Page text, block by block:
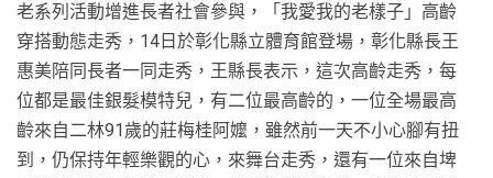
老系列活動增進長者社會參與，「我愛我的老樣子」高齡
穿搭動態走秀，14日於彰化縣立體育館登場，彰化縣長王
惠美陪同長者一同走秀，王縣長表示，這次高齡走秀，每
位都是最佳銀髮模特兒，有二位最高齡的，一位全場最高
齡來自二林91歲的莊梅桂阿嬤，雖然前一天不小心腳有扭
到，仍保持年輕樂觀的心，來舞台走秀，還有一位來自埤